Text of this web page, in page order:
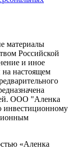
материалы
Российской
и иное
настоящем
ООО "Аленка
инвестиционному
«Аленка